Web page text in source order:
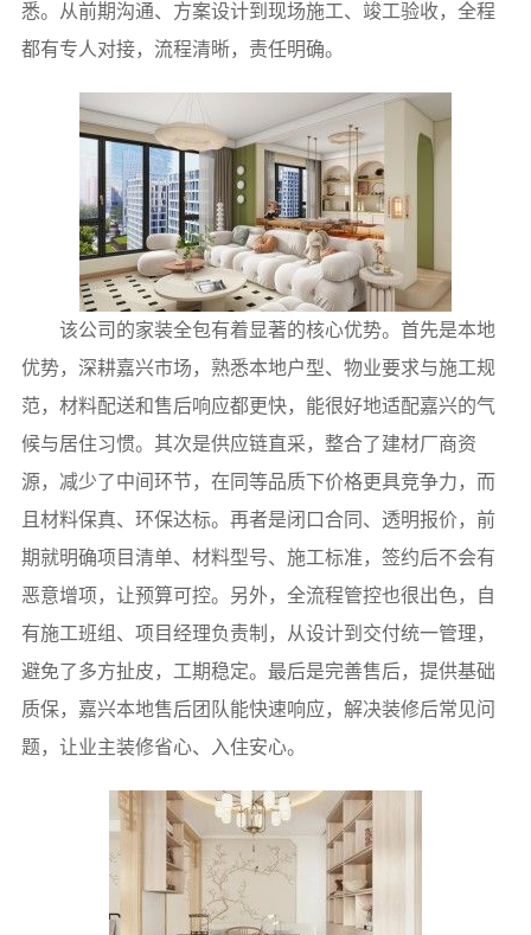
悉。从前期沟通、方案设计到现场施工、竣工验收，全程
都有专人对接，流程清晰，责任明确。
该公司的家装全包有着显著的核心优势。首先是本地
优势，深耕嘉兴市场，熟悉本地户型、物业要求与施工规
范，材料配送和售后响应都更快，能很好地适配嘉兴的气
候与居住习惯。其次是供应链直采，整合了建材厂商资
源，减少了中间环节，在同等品质下价格更具竞争力，而
且材料保真、环保达标。再者是闭口合同、透明报价，前
期就明确项目清单、材料型号、施工标准，签约后不会有
恶意增项，让预算可控。另外，全流程管控也很出色，自
有施工班组、项目经理负责制，从设计到交付统一管理，
避免了多方扯皮，工期稳定。最后是完善售后，提供基础
质保，嘉兴本地售后团队能快速响应，解决装修后常见问
题，让业主装修省心、入住安心。